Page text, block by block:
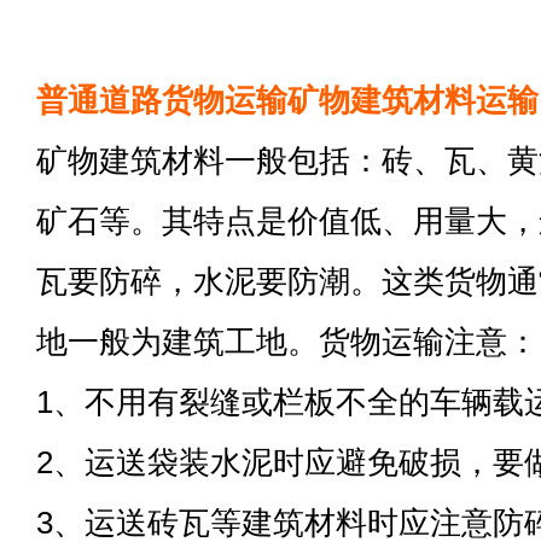
普通道路货物运输矿物建筑材料运
矿物建筑材料一般包括：砖、瓦、
矿石等。其特点是价值低、用量大
瓦要防碎，水泥要防潮。这类货物
地一般为建筑工地。货物运输注意：
1、不用有裂缝或栏板不全的车辆载
2、运送袋装水泥时应避免破损，要
3、运送砖瓦等建筑材料时应注意防